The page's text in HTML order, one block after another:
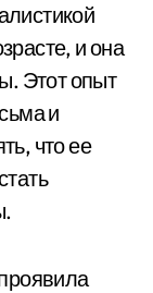
и она
Этот опыт
и
что ее